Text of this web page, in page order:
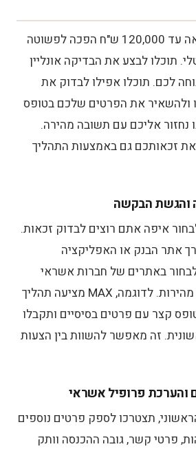
בדיקת זכאות להלוואה עד 120,000 ש"ח הפכה לפשוטה
תוכלו לבצע את הבדיקה אונליין
לכם. תוכלו אפילו לבדוק את
ולהשאיר את הפרטים שלכם בטופס
נחזור אליכם עם תשובה מהירה.
את זכאותכם גם באמצעות התהליך
והגשת הבקשה
איפה אתם רוצים לבדוק זכאות.
אתר הבנק או האפליקציה
באתרים של חברות אשראי
המתמחות בהלוואות מהירות. לדוגמה, MAX מציעה תהליך
קצר עם פרטים בסיסיים ותקבלו
זה מאפשר להשוות בין הצעות
והערכת פרופיל אשראי
תצטרכו לספק פרטים נוספים
פרטי קשר, גובה ההכנסה וותק